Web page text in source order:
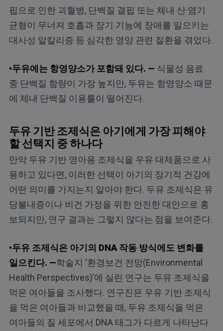
핍으로 인한 괴혈병, 단백질 결핍 또는 체내 산·염기
균형이 무너져 호흡과 장기 기능에 장애를 일으키는
대사성 알칼리증 등 심각한 영양 관련 질환을 겪었다.
•두유에는 항영양소가 포함돼 있다. — 식물성 음료
중 단백질 함량이 가장 높지만, 두유는 항영양소 때문
에 체내 단백질 이용률이 떨어진다.
두유 기반 조제식은 아기에게 가장 피해야
할 선택지 중 하나다
만약 두유 기반 영아용 조제식을 우유 대체품으로 사
용하고 있다면, 이러한 선택이 아기의 장기적 건강에
어떤 의미를 가지는지 알아야 한다. 두유 조제식은 유
당불내증이나 비건 가정을 위한 안전한 대안으로 홍
보되지만, 연구 결과는 그렇지 않다는 점을 보여준다.
•두유 조제식은 아기의 DNA 작동 방식에도 변화를
일으킨다. —학술지 ‘환경보건 전망(Environmental
Health Perspectives)’에 실린 연구는 두유 조제식을
먹은 여아들을 조사했다. 연구진은 우유 기반 조제식
을 먹은 여아들과 비교했을 때, 두유 조제식을 먹은
여아들의 질 세포에서 DNA 태그가 다르게 나타난다